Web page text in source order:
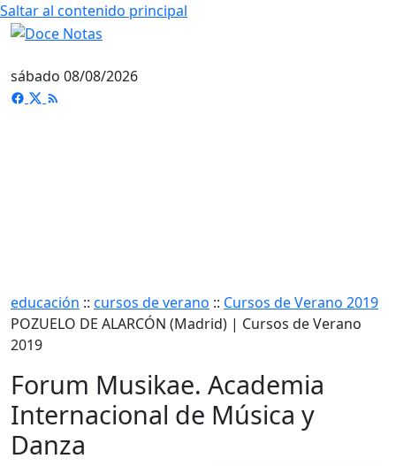
Saltar al contenido principal
sábado 08/08/2026
educación :: cursos de verano :: Cursos de Verano 2019
POZUELO DE ALARCÓN (Madrid) | Cursos de Verano
2019
Forum Musikae. Academia
Internacional de Música y
Danza